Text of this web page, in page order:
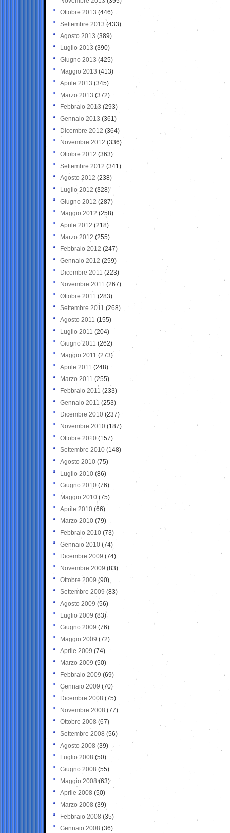
Ottobre 2013 (446)
Settembre 2013 (433)
Agosto 2013 (389)
Luglio 2013 (390)
Giugno 2013 (425)
Maggio 2013 (413)
Aprile 2013 (345)
Marzo 2013 (372)
Febbraio 2013 (293)
Gennaio 2013 (361)
Dicembre 2012 (364)
Novembre 2012 (336)
Ottobre 2012 (363)
Settembre 2012 (341)
Agosto 2012 (238)
Luglio 2012 (328)
Giugno 2012 (287)
Maggio 2012 (258)
Aprile 2012 (218)
Marzo 2012 (255)
Febbraio 2012 (247)
Gennaio 2012 (259)
Dicembre 2011 (223)
Novembre 2011 (267)
Ottobre 2011 (283)
Settembre 2011 (268)
Agosto 2011 (155)
Luglio 2011 (204)
Giugno 2011 (262)
Maggio 2011 (273)
Aprile 2011 (248)
Marzo 2011 (255)
Febbraio 2011 (233)
Gennaio 2011 (253)
Dicembre 2010 (237)
Novembre 2010 (187)
Ottobre 2010 (157)
Settembre 2010 (148)
Agosto 2010 (75)
Luglio 2010 (86)
Giugno 2010 (76)
Maggio 2010 (75)
Aprile 2010 (66)
Marzo 2010 (79)
Febbraio 2010 (73)
Gennaio 2010 (74)
Dicembre 2009 (74)
Novembre 2009 (83)
Ottobre 2009 (90)
Settembre 2009 (83)
Agosto 2009 (56)
Luglio 2009 (83)
Giugno 2009 (76)
Maggio 2009 (72)
Aprile 2009 (74)
Marzo 2009 (50)
Febbraio 2009 (69)
Gennaio 2009 (70)
Dicembre 2008 (75)
Novembre 2008 (77)
Ottobre 2008 (67)
Settembre 2008 (56)
Agosto 2008 (39)
Luglio 2008 (50)
Giugno 2008 (55)
Maggio 2008(63)
Aprile 2008 (50)
Marzo 2008 (39)
Febbraio 2008 (35)
Gennaio 2008 (36)